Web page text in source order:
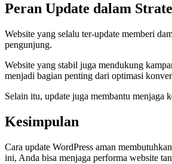
Peran Update dalam
Website yang selalu ter-update memberi
pengunjung.
Website yang stabil juga mendukung
menjadi bagian penting dari optimasi
Selain itu, update juga membantu menjaga
Kesimpulan
Cara update WordPress aman
ini, Anda bisa menjaga performa website